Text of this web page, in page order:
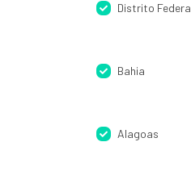
Distrito
Bahia
Alagoas